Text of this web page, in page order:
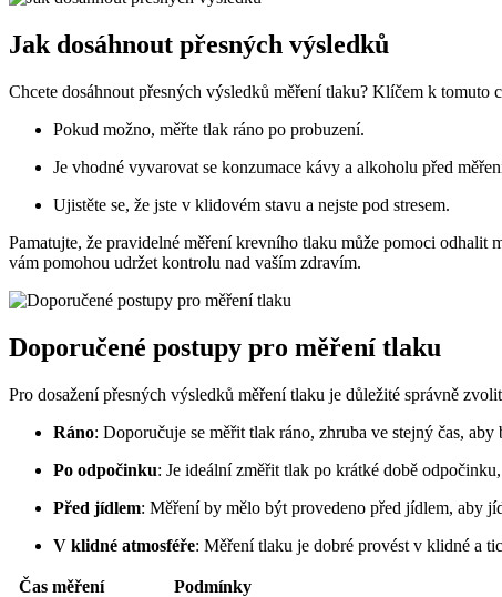
Jak dosáhnout přesných výsledků
Chcete dosáhnout přesných výsledků měření tlaku? Klíčem k
Pokud možno, měřte tlak ráno po probuzení.
Je vhodné vyvarovat se konzumace kávy a alkoholu před
Ujistěte se, že jste v klidovém stavu a nejste pod stresem.
Pamatujte, že pravidelné měření krevního tlaku může pomoci odhalit
vám pomohou udržet kontrolu nad vaším zdravím.
Doporučené postupy pro měření tlaku
Pro dosažení přesných výsledků měření tlaku je důležité správně
Ráno: Doporučuje se měřit tlak ráno, zhruba ve stejný čas,
Po odpočinku: Je ideální změřit tlak po krátké době
Před jídlem: Měření by mělo být provedeno před jídlem, aby
V klidné atmosféře: Měření tlaku je dobré provést v klidné a
Čas měření
Podmínky